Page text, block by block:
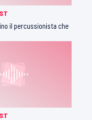
il percussionista che